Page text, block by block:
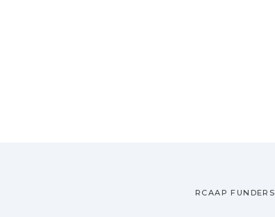
RCAAP FUNDERS